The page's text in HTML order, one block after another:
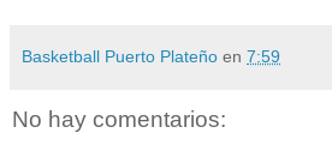
Basketball Puerto Plateño en 7:59
No hay comentarios: